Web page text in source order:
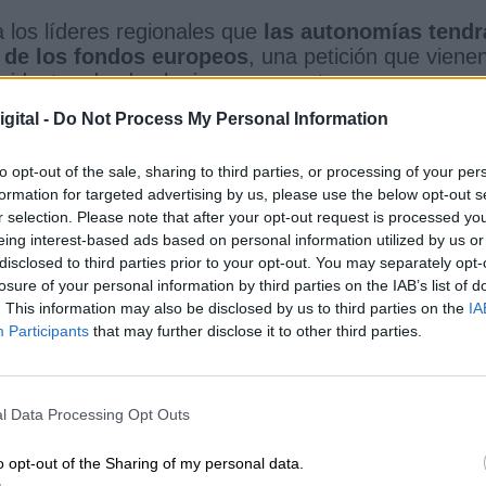
- Do Not Process My Personal Information
opt-out of the sale, sharing to third parties, or processing of your
for targeted advertising by us, please use the below opt-out
selection. Please note that after your opt-out request is processed
interest-based ads based on personal information utilized by us
to third parties prior to your opt-out. You may separately
of your personal information by third parties on the IAB’s list of
This information may also be disclosed by us to third parties on the
Participants that may further disclose it to other third parties.
Data Processing Opt Outs
opt-out of the Sharing of my personal data.
los líderes regionales que las autonomías
los fondos europeos, una petición que
desde el mismo momento en que se
mismas oportunidades.
durado el encuentro, el presidente del
2021 se podrían recibir los primeros fondos
del total de la cantidad que reciba nuestro
reparto del dinero entre las Comunidades que
la resiliencia funcionará a través de proyectos
que ha propuesto la Comisión Europea, es
la igualdad de género y la cohesión social y
ciudades, como ha propuesto Sánchez,
un marco de funcionamiento distinto y